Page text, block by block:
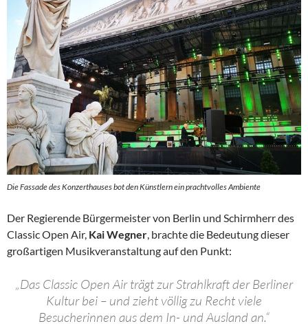
Die Fassade des Konzerthauses bot den Künstlern ein prachtvolles Ambiente
Der Regierende Bürgermeister von Berlin und Schirmherr des
Classic Open Air, Kai Wegner, brachte die Bedeutung dieser
großartigen Musikveranstaltung auf den Punkt:
„Das Classic Open Air trägt zur Strahlkraft der Berliner
Kultur bei – und zieht völlig zu Recht viele
Besucherinnen aus dem In- und Ausland an.“